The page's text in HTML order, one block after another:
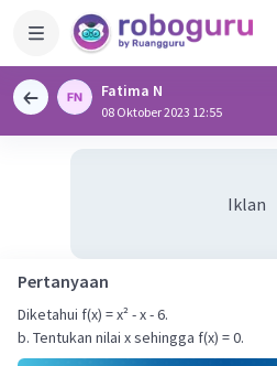
Fatima N
08 Oktober 2023 12:55
Iklan
Pertanyaan
Diketahui f(x) = x² - x - 6.
b. Tentukan nilai x sehingga f(x) = 0.